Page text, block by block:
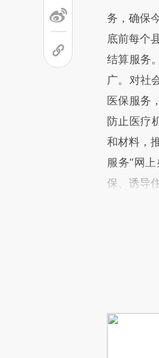
务，确保
底前每个
结算服务
广。对社
医保服务
防止医疗
和材料，
服务“网
保、诱导